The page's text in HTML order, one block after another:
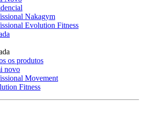
Nakagym
Evolution Fitness
os produtos
novo
Movement
Fitness